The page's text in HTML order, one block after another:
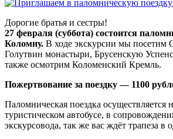
Дорогие братья и сестры!
27 февраля (суббота) состоится
Коломну. В ходе экскурсии мы посетим
Голутвин монастыри, Брусенскую
также осмотрим Коломенский Кремль.
Пожертвование за поездку — 1100
Паломническая поездка осуществляется
туристическом автобусе, в
экскурсовода, так же вас ждёт трапеза в